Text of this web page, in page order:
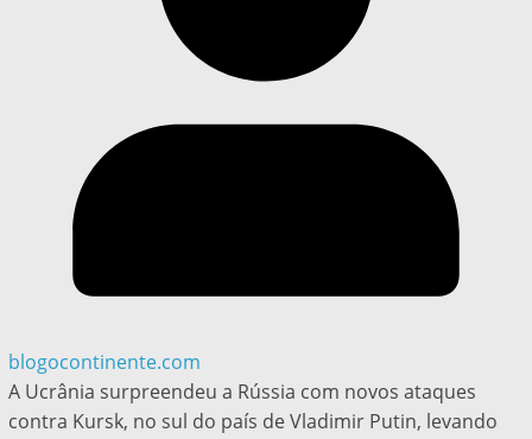
blogocontinente.com
A Ucrânia surpreendeu a Rússia com novos ataques
contra Kursk, no sul do país de Vladimir Putin, levando